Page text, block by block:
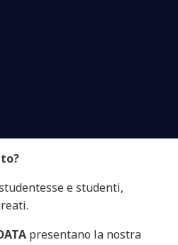
e studenti,
presentano la nostra